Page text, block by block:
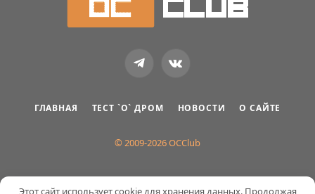
TelegramVKontakte
ГЛАВНАЯ ТЕСТ `О` ДРОМ НОВОСТИ О САЙТЕ
© 2009-2026 OCClub
Этот сайт использует cookie для хранения данных. Продолжая